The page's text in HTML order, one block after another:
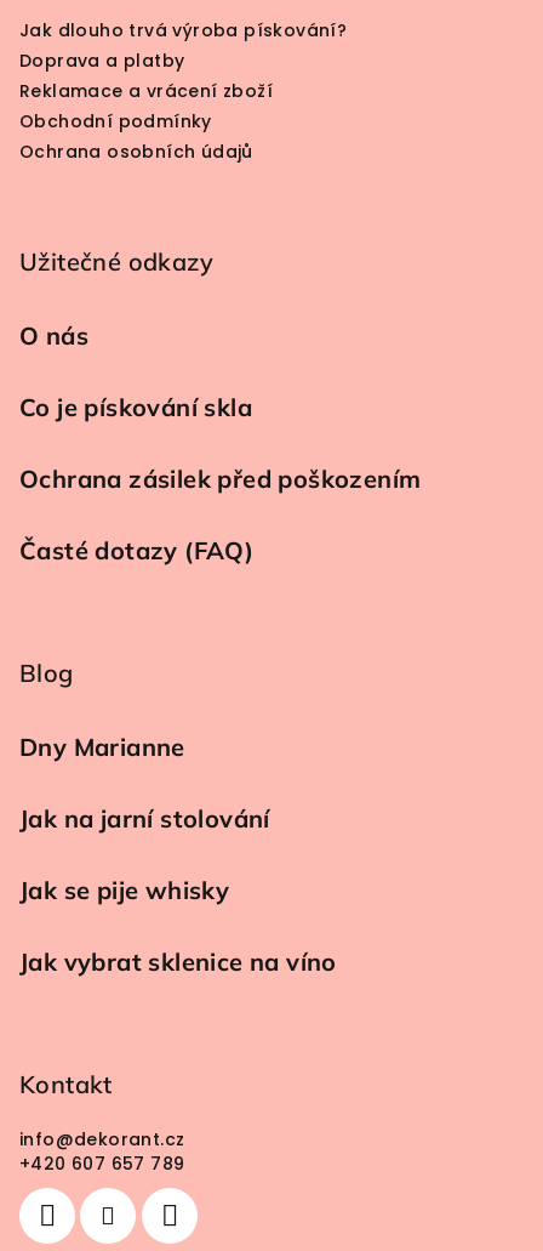
Jak dlouho trvá výroba pískování?
Doprava a platby
Reklamace a vrácení zboží
Obchodní podmínky
Ochrana osobních údajů
Užitečné odkazy
O nás
Co je pískování skla
Ochrana zásilek před poškozením
Časté dotazy (FAQ)
Blog
Dny Marianne
Jak na jarní stolování
Jak se pije whisky
Jak vybrat sklenice na víno
Kontakt
info@dekorant.cz
+420 607 657 789